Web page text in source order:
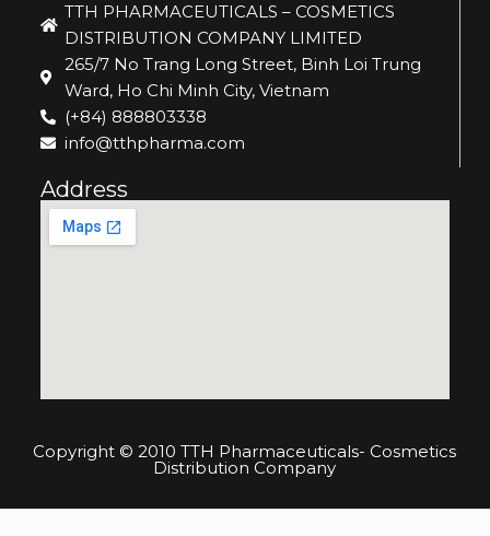
TTH PHARMACEUTICALS – COSMETICS
DISTRIBUTION COMPANY LIMITED
265/7 No Trang Long Street, Binh Loi Trung
Ward, Ho Chi Minh City, Vietnam
(+84) 888803338
info@tthpharma.com
Address
Copyright © 2010 TTH Pharmaceuticals- Cosmetics
Distribution Company